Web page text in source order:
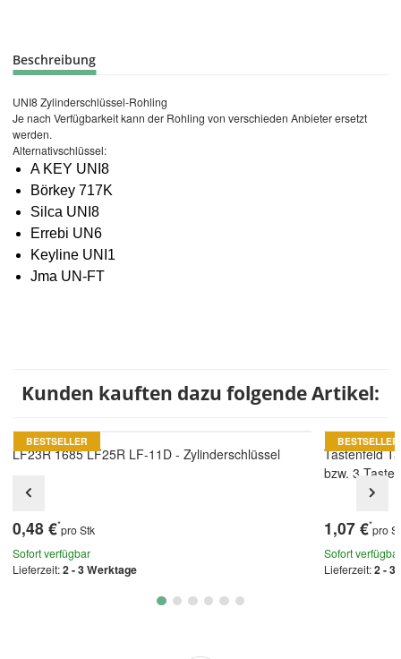
Beschreibung
UNI8 Zylinderschlüssel-Rohling
Je nach Verfügbarkeit kann der Rohling von verschieden Anbieter ersetzt
werden.
Alternativschlüssel:
A KEY UNI8
Börkey 717K
Silca UNI8
Errebi UN6
Keyline UNI1
Jma UN-FT
Kunden kauften dazu folgende Artikel:
BESTSELLER
LF23R 1685 LF25R LF-11D - Zylinderschlüssel
0,48 €*pro Stk
Sofort verfügbar
Lieferzeit:2 - 3 Werktage
BESTSELLER
Tastenfeld
bzw. 3 Tasten
1,07 €*pro
Sofort verfügbar
Lieferzeit:2 - 3